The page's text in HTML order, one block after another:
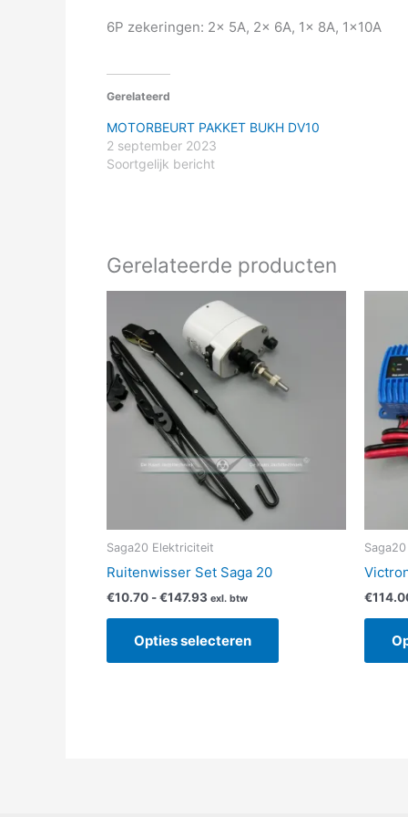
6P zekeringen: 2x 5A, 2x 6A, 1x 8A, 1x10A
Gerelateerd
MOTORBEURT PAKKET BUKH DV10
2 september 2023
Soortgelijk bericht
Gerelateerde producten
Saga20 Elektriciteit
Ruitenwisser Set Saga 20
€10.70 -€147.93
Prijsklasse:
€10.70
€147.93
exl. btw
Opties selecteren
heeft
variaties.
kan
gekozen
worden
productpagina
€